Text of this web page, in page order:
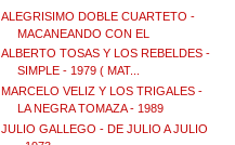
ALEGRISIMO DOBLE CUARTETO -
MACANEANDO CON EL
ALBERTO TOSAS Y LOS REBELDES -
SIMPLE - 1979 ( MAT...
MARCELO VELIZ Y LOS TRIGALES -
LA NEGRA TOMAZA - 1989
JULIO GALLEGO - DE JULIO A JULIO